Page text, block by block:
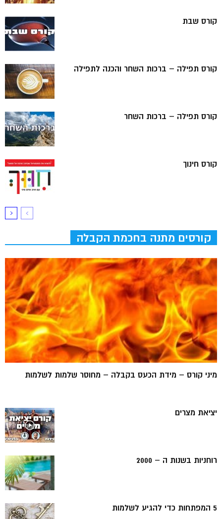
קורס שבת
קורס תפילה – ברכות השחר והכנה לתפילה
קורס תפילה – ברכות השחר
קורס חינוך
קורסים מתנה בחכמת הקבלה
מיני קורס – מידת הכעס בקבלה – מחוסר שלמות לשלמות
יציאת מצרים
רוחניות בשנות ה – 2000
5 המפתחות כדי להגיע לשלמות